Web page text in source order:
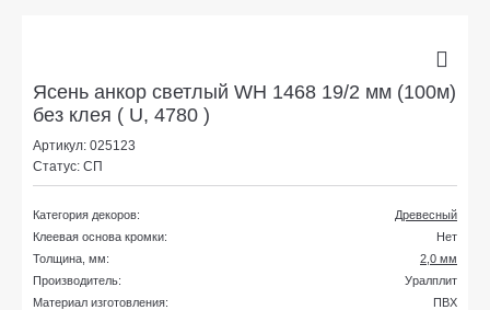
Ясень анкор светлый WH 1468 19/2 мм (100м)
без клея ( U, 4780 )
Артикул: 025123
Статус: СП
Категория декоров:
Древесный
Клеевая основа кромки:
Нет
Толщина, мм:
2,0 мм
Производитель:
Уралплит
Материал изготовления:
ПВХ